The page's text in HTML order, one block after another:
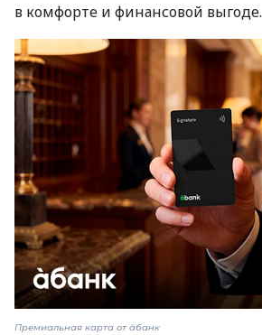
в комфорте и финансовой выгоде.
Премиальная карта от àбанк